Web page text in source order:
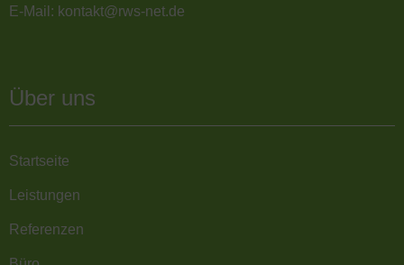
E-Mail: kontakt@rws-net.de
Über uns
Startseite
Leistungen
Referenzen